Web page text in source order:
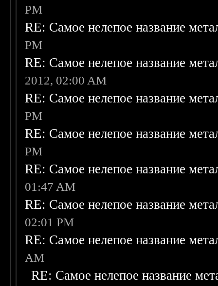
PM
RE: Самое нелепое название
PM
RE: Самое нелепое название
2012, 02:00 AM
RE: Самое нелепое название
PM
RE: Самое нелепое название
PM
RE: Самое нелепое название
01:47 AM
RE: Самое нелепое название
02:01 PM
RE: Самое нелепое название
AM
RE: Самое нелепое название